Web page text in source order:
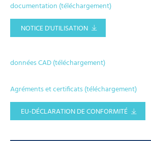
documentation (téléchargement)
NOTICE D'UTILISATION
données CAD (téléchargement)
Agréments et certificats (téléchargement)
EU-DÉCLARATION DE CONFORMITÉ